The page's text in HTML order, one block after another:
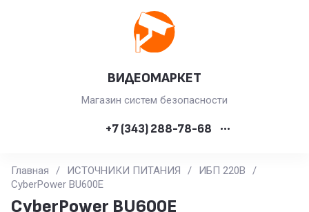
ВИДЕОМАРКЕТ
Магазин систем безопасности
+7 (343) 288-78-68 •••
Главная / ИСТОЧНИКИ ПИТАНИЯ / ИБП 220В
/
CyberPower BU600E
CyberPower BU600E